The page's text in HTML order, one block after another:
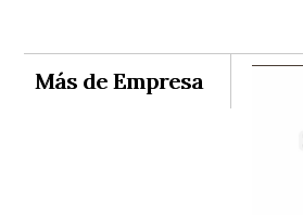
Más de Empresa